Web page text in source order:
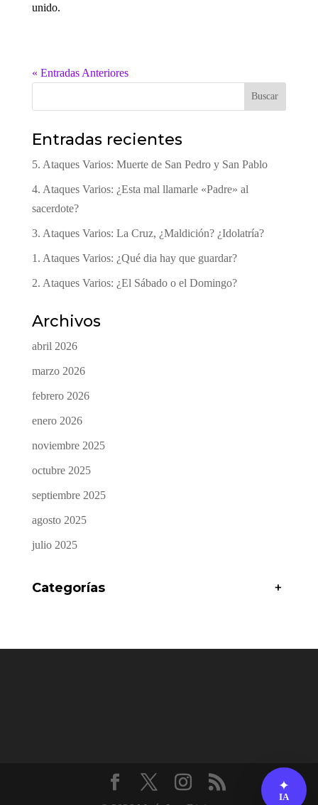
unido.
« Entradas Anteriores
Buscar
Entradas recientes
5. Ataques Varios: Muerte de San Pedro y San Pablo
4. Ataques Varios: ¿Esta mal llamarle «Padre» al
sacerdote?
3. Ataques Varios: La Cruz, ¿Maldición? ¿Idolatría?
1. Ataques Varios: ¿Qué dia hay que guardar?
2. Ataques Varios: ¿El Sábado o el Domingo?
Archivos
abril 2026
marzo 2026
febrero 2026
enero 2026
noviembre 2025
octubre 2025
septiembre 2025
agosto 2025
julio 2025
Categorías +
✦
IA